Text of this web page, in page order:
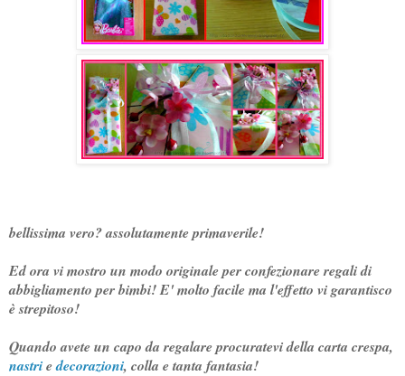
bellissima vero? assolutamente primaverile!
Ed ora vi mostro un modo originale per confezionare regali di
abbigliamento per bimbi! E' molto facile ma l'effetto vi garantisco
è strepitoso!
Quando avete un capo da regalare procuratevi della carta crespa,
nastriedecorazioni, colla e tanta fantasia!